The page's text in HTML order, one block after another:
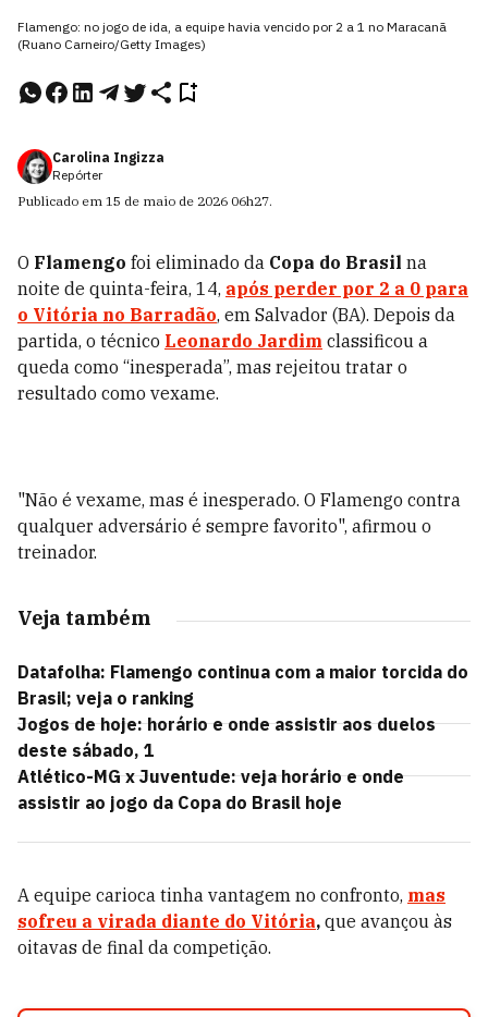
Flamengo: no jogo de ida, a equipe havia vencido por 2 a 1 no Maracanã
(Ruano Carneiro/Getty Images)
Carolina Ingizza
Repórter
Publicado em 15 de maio de 2026 06h27.
O Flamengo foi eliminado da Copa do Brasil na
noite de quinta-feira, 14, após perder por 2 a 0 para
o Vitória no Barradão, em Salvador (BA). Depois da
partida, o técnico Leonardo Jardim classificou a
queda como “inesperada”, mas rejeitou tratar o
resultado como vexame.
"Não é vexame, mas é inesperado. O Flamengo contra
qualquer adversário é sempre favorito", afirmou o
treinador.
Veja também
Datafolha: Flamengo continua com a maior torcida do
Brasil; veja o ranking
Jogos de hoje: horário e onde assistir aos duelos
deste sábado, 1
Atlético-MG x Juventude: veja horário e onde
assistir ao jogo da Copa do Brasil hoje
A equipe carioca tinha vantagem no confronto, mas
sofreu a virada diante do Vitória, que avançou às
oitavas de final da competição.